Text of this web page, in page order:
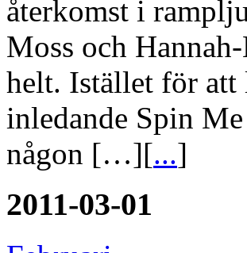
återkomst i
Moss och
helt. Istället för att
inledande Spin
någon […][...]
2011-03-01